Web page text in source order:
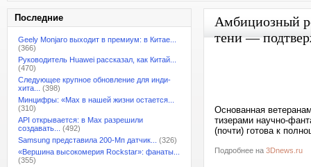
Последние
Geely Monjaro выходит в премиум: в Китае...
(366)
Руководитель Huawei рассказал, как Китай...
(470)
Следующее крупное обновление для инди-
хита...
(398)
Минцифры: «Max в нашей жизни остается...
(310)
API открывается: в Max разрешили
создавать...
(492)
Samsung представила 200-Мп датчик...
(326)
«Вершина высокомерия Rockstar»: фанаты...
(355)
Амбициозный
тени —
Основанная
тизерами научно-
(почти) готова к
Подробнее на 3Dnews.ru